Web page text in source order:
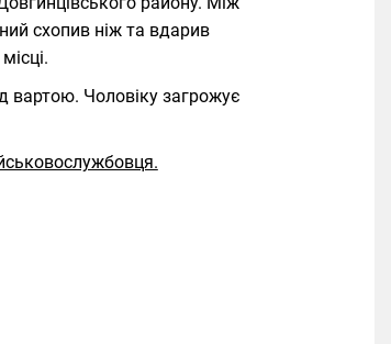
схопив ніж та вдарив
вартою. Чоловіку загрожує